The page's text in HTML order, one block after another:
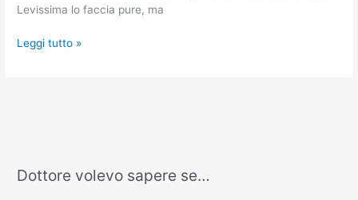
Levissima lo faccia pure, ma
Leggi tutto »
Dottore volevo sapere se…